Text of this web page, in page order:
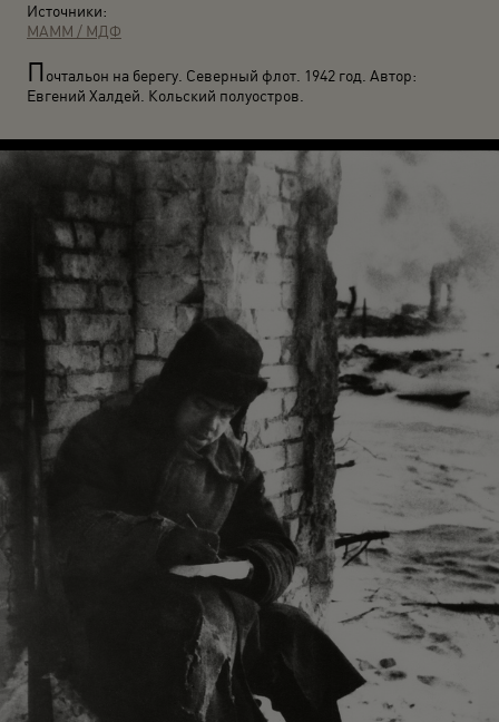
Источники:
МАММ / МДФ
Почтальон на берегу. Северный флот. 1942 год. Автор:
Евгений Халдей. Кольский полуостров.